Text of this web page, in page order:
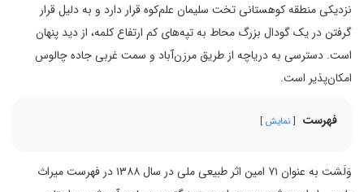
نزدیکی منطقه کوهستانی تخت سلیمان علم‌کوه قرار دارد و به دلیل قرار
گرفتن در یک گودال بزرگ محاط به تپه‌های کم ارتفاع کلمه، از دید پنهان
است. دسترسی به دریاچه از طریق مرزن‌آباد و سمت غربی جاده چالوس
امکان‌پذیر است.
فهرست نمایش
وَلَشت به عنوان ۷۱ امین اثر طبیعی ملی در سال ۱۳۸۸ در فهرست میراث